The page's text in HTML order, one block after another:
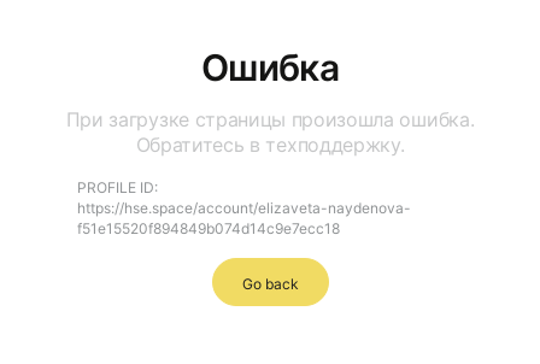
Ошибка
При загрузке страницы произошла ошибка.
Обратитесь в техподдержку.
PROFILE ID:
https://hse.space/account/elizaveta-naydenova-
f51e15520f894849b074d14c9e7ecc18
Go back